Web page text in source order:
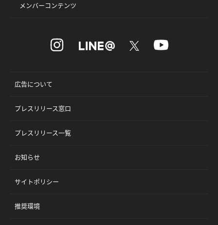
メンバーコンテンツ
広告について
プレスリリース窓口
プレスリリース一覧
お知らせ
サイトポリシー
推奨環境